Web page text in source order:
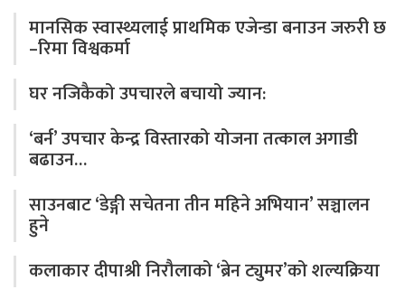
मानसिक स्वास्थ्यलाई प्राथमिक एजेन्डा बनाउन जरुरी छ
–रिमा विश्वकर्मा
घर नजिकैको उपचारले बचायो ज्यान:
‘बर्न’ उपचार केन्द्र विस्तारको योजना तत्काल अगाडी
बढाउन…
साउनबाट ‘डेङ्गी सचेतना तीन महिने अभियान’ सञ्चालन
हुने
कलाकार दीपाश्री निरौलाको ‘ब्रेन ट्युमर’को शल्यक्रिया